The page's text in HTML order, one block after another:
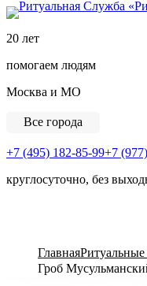
20 лет
помогаем людям
Москва и МО
Все города
+7 (495) 182-85-99+7
круглосуточно, без
Главная
Гроб